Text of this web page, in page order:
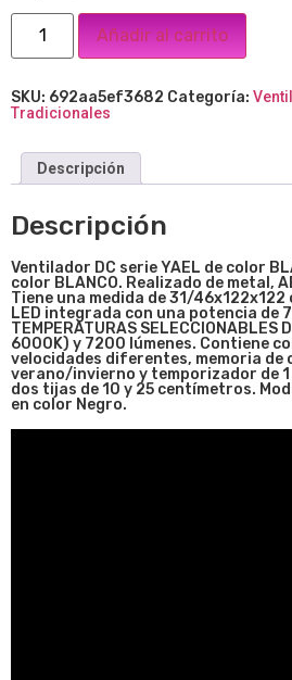
Añadir al carrito
SKU: 692aa5ef3682 Categoría:
Tradicionales
Descripción
Descripción
Ventilador DC serie YAEL de color
color BLANCO. Realizado de metal,
Tiene una medida de 31/46x122x122
LED integrada con una potencia de
TEMPERATURAS
6000K) y 7200 lúmenes. Contiene
velocidades diferentes, memoria de
verano/invierno y temporizador de
dos tijas de 10 y 25 centímetros.
en color Negro.